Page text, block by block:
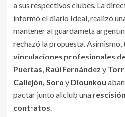
a sus respectivos clubes. La
informó el diario Ideal, realizó
mantener al guardameta
rechazó la propuesta. Asimismo,
vinculaciones profesionales
Puertas, Raúl Fernández y
Callejón, Soro y Diounkou
pactar junto al club una
contratos.